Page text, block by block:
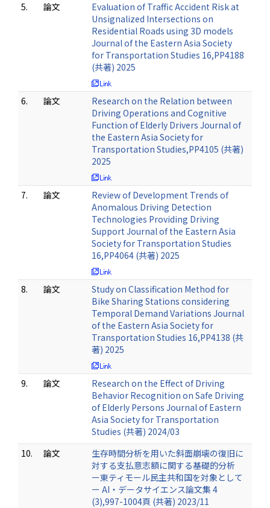
5. 論文
Evaluation of Traffic Accident Risk at
Unsignalized Intersections on
Residential Roads using 3D models
Journal of the Eastern Asia Society
for Transportation Studies 16,PP4188
(共著) 2025
6. 論文
Research on the Relation between
Driving Operations and Cognitive
Function of Elderly Drivers Journal of
the Eastern Asia Society for
Transportation Studies,PP4105 (共著)
2025
7. 論文
Review of Development Trends of
Anomalous Driving Detection
Technologies Providing Driving
Support Journal of the Eastern Asia
Society for Transportation Studies
16,PP4064 (共著) 2025
8. 論文
Study on Classification Method for
Bike Sharing Stations considering
Temporal Demand Variations Journal
of the Eastern Asia Society for
Transportation Studies 16,PP4138 (共
著) 2025
9. 論文
Research on the Effect of Driving
Behavior Recognition on Safe Driving
of Elderly Persons Journal of Eastern
Asia Society for Transportation
Studies (共著) 2024/03
10.
論文
生存時間分析を用いた斜面崩壊の復旧に
対する支払意志額に関する基礎的分析
ー東ティモール民主共和国を対象として
ー AI・データサイエンス論文集 4
(3),997-1004頁 (共著) 2023/11